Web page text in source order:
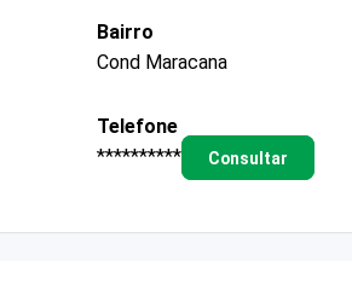
Bairro
Cond Maracana
Telefone
**********
Consultar